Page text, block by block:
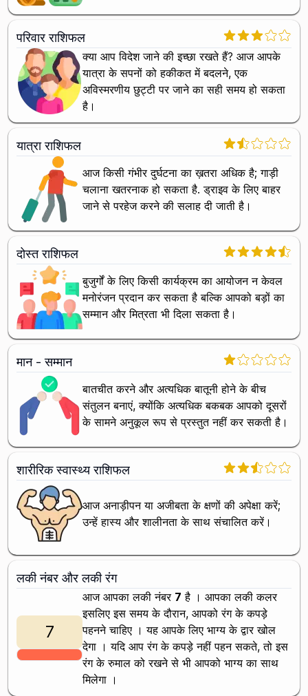
परिवार राशिफल
क्या आप विदेश जाने की इच्छा रखते हैं? आज आपके
यात्रा के सपनों को हकीकत में बदलने, एक
अविस्मरणीय छुट्टी पर जाने का सही समय हो सकता
है।
यात्रा राशिफल
आज किसी गंभीर दुर्घटना का ख़तरा अधिक है; गाड़ी
चलाना खतरनाक हो सकता है. ड्राइव के लिए बाहर
जाने से परहेज करने की सलाह दी जाती है।
दोस्त राशिफल
बुजुर्गों के लिए किसी कार्यक्रम का आयोजन न केवल
मनोरंजन प्रदान कर सकता है बल्कि आपको बड़ों का
सम्मान और मित्रता भी दिला सकता है।
मान - सम्मान
बातचीत करने और अत्यधिक बातूनी होने के बीच
संतुलन बनाएं, क्योंकि अत्यधिक बकबक आपको दूसरों
के सामने अनुकूल रूप से प्रस्तुत नहीं कर सकती है।
शारीरिक स्वास्थ्य राशिफल
आज अनाड़ीपन या अजीबता के क्षणों की अपेक्षा करें;
उन्हें हास्य और शालीनता के साथ संचालित करें।
लकी नंबर और लकी रंग
7
आज आपका लकी नंबर 7 है । आपका लकी कलर
इसलिए इस समय के दौरान, आपकोरंग के कपड़े
पहनने चाहिए । यह आपके लिए भाग्य के द्वार खोल
देगा । यदि आपरंग के कपड़े नहीं पहन सकते, तो इस
रंग के रुमाल को रखने से भी आपको भाग्य का साथ
मिलेगा ।